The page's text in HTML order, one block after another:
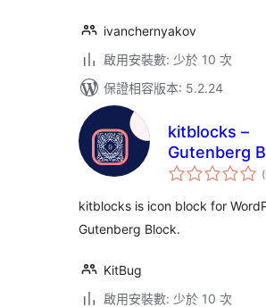
ivanchernyakov
啟用安裝數: 少於 10 次
保證相容版本: 5.2.24
kitblocks –
Gutenberg
and Website
kitblocks is icon block for
Gutenberg Block.
KitBug
啟用安裝數: 少於 10 次